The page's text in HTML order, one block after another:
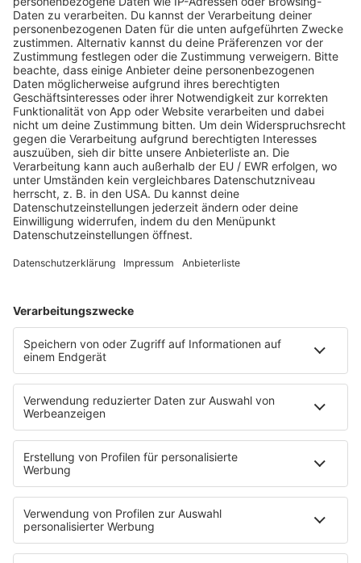
Jetzt abspielen
Es läuft:
ERIC CLAPTON mit COCAINE
HOME
SERVICE
Kontakt
Newsletter
Über ROCK FM
Jobs & Praktika
Pressekontakt
Presse & Downloads
Verkehr
Wetter